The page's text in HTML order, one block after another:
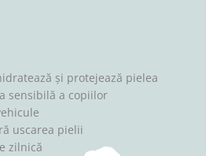
și protejează pielea
sensibilă a copiilor
uscarea pielii
zilnică